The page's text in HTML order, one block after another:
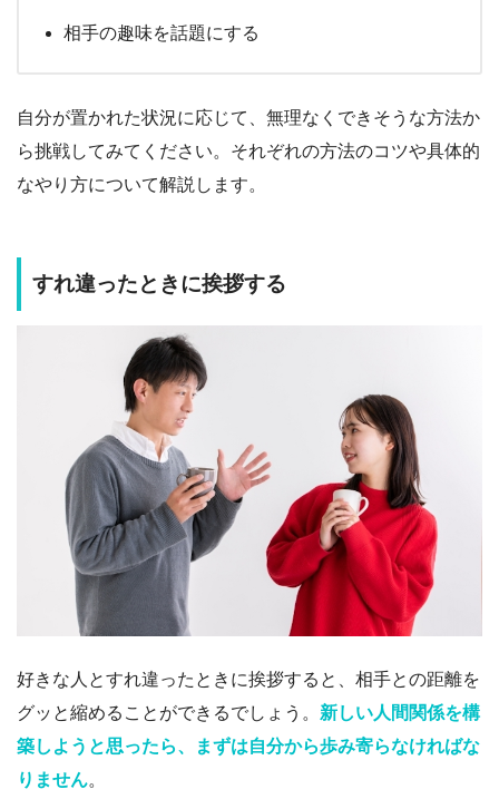
相手の趣味を話題にする
自分が置かれた状況に応じて、無理なくできそうな方法か
ら挑戦してみてください。それぞれの方法のコツや具体的
なやり方について解説します。
すれ違ったときに挨拶する
好きな人とすれ違ったときに挨拶すると、相手との距離を
グッと縮めることができるでしょう。 新しい人間関係を構
築しようと思ったら、まずは自分から歩み寄らなければな
りません。